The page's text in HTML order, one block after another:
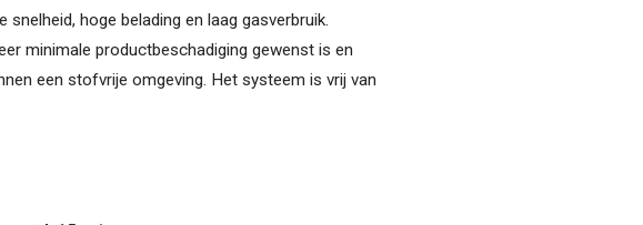
hoge belading en laag gasverbruik.
minimale productbeschadiging gewenst is en
een stofvrije omgeving. Het systeem is vrij van